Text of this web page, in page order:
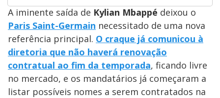
A iminente saída de Kylian Mbappé deixou o
Paris Saint-Germain necessitado de uma nova
referência principal. O craque já comunicou à
diretoria que não haverá renovação
contratual ao fim da temporada, ficando livre
no mercado, e os mandatários já começaram a
listar possíveis nomes a serem contratados na